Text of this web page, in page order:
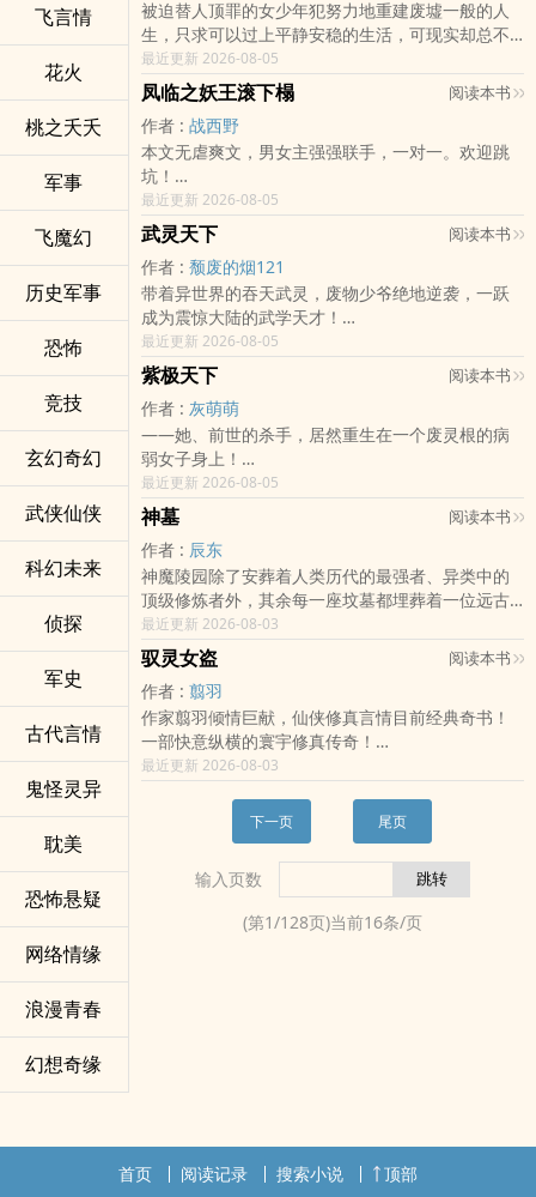
飞言情
花火
桃之夭夭
军事
飞魔幻
历史军事
恐怖
竞技
玄幻奇幻
武侠仙侠
科幻未来
侦探
军史
古代言情
鬼怪灵异
耽美
恐怖悬疑
网络情缘
浪漫青春
幻想奇缘
去……
注：本文一对一，男强女强，强强联合，男女主身
心皆干净，无误会，无出轨。
“只有我一个女人。”
“你出局了。”
“不会沾染烂桃花。”
“你出局了。”
“相信我，与我并肩而非藏在身后。”
“你出局了。”
某男眸光一闪，很好，就剩下一个了。
“最重要的是，必须喜欢肥肥。”
“……我出局。”
美男，秘宝，萌宠，杀手锏，这些她一个都不能
少。
全新魔幻新作，若雪出品，不会让你失望！
元芳，你怎么看？
大人，此书可以追看！
醒沉睡的战魂！？
魔掌乾坤，神掌阴阳，力之极可撼动九天！问苍茫
大地，谁主沉浮？
【被伤的太深的女主冷漠，圣母不起来。因为作者
三观太正，所以安排的自私路线恐怕会走进沟里，
叹】
PS：不要对女主的智商抱太大期望，看看作者你们
就该明了什么叫智硬！
PSS：等我改了书名才知道自己给女主取了个多么逗
比的名字
PSSS:实在不想抬头就看见那么逗比的名字，我又改
名了【虽然那个名字是我取的
奈何说，这文又名《智硬的女主和智硬的男主
被迫替人顶罪的女少年犯努力地重建废墟一般的人
生，只求可以过上平静安稳的生活，可现实却总不
遂人愿……
冬夜的街角，嘴角带笑的男人踏着黑色皮鞋向她走
来……
那时的莫悔不会想到，这个斯文儒雅的神秘男人会
有着“黑社会集团缔造者”的身份；也不会想到彻底点
亮她生命的男人，会是站在帷幔之后操作别人生死
的“大反派”。
莫悔从不奢望有谁来拯救她的人生，可沈雪堂却猝
不及防的出现了……
渐渐明白，经历这么多伤害、​凌­‎­辱‎‌­，被抛弃、被遗
忘，原来只为了这一天的运气
——与你相遇，为你疗愈。
有生之年遇见你，竟花光我所有运气
～*～*～*～*～*～*～〖～*～*～*～*～*～*～
石头的围脖，大家可以来这里找我聊天
石头的专栏，跪求各位恩人收藏：
哈尼的新坑o(*////▽////*)q 养精蓄锐↓特别好看
o(*////▽////*)q
最近更新 2026-08-05
凤临之妖王滚下榻 阅读本书
作者 : 战西野
本文无虐爽文，男女主强强联手，一对一。欢迎跳
坑！
她是来自异世的佣兵之王，铁血悍然，人人敬畏；
她是父母早亡的凤家丑女，天生废柴，处处被欺；
前有未婚夫暗下杀手，后有家族弃之如敝，上有苍
天断绝天赋，下有天生丑陋容颜——
这是谁定的命！？
当她取代她，素手翻云，逆天改命！
前有写下休书与渣男恩断义绝，后有横刀立马与家
族一刀两断！上有绝世天赋灵脉苏醒，下有真实容
颜绝色倾城——
神秘莫测的魔兽森林，广阔无垠的荆棘沙漠，冰冷
彻骨的冥幽之海……
她一朝醒来，脱胎换骨，契约神兽，炼制丹药，一
往无前！遇神杀神，遇佛杀佛！
当越来越多的美男前来，希望得到她的凝视之时，
却有谣言四起——
听说那个天才，是个恋童癖！她喜欢她身边的那个
小男孩！
【精彩片段一】
某天，某女从外面回来，却被人堵个正着。
“今天去了哪里？”
“关你什么事？”
“和星辉拍卖行的二少爷，烈焰佣兵团的少团长，罗
亚帝国的三王子……一起？嗯？”
“一个有钱，一个有人，一个有权。都是……”
“唔——”
她的声音忽然被截断，片刻后，他抚摸着她的唇，
“从今天起，整个东大陆，都是你的。这样，够吗？”
“不够。”
“还有我，一生一世的陪伴，终我此生的挚爱。这
“……”
最近更新 2026-08-05
武灵天下 阅读本书
作者 : 颓废的烟121
带着异世界的吞天武灵，废物少爷绝地逆袭，一跃
成为震惊大陆的武学天才！
强大的武技信手拈来，强横的敌人踩在脚下。
神秘的家族，未知的领域，一切的精彩，尽在武灵
天下！
最近更新 2026-08-05
紫极天下 阅读本书
作者 : 灰萌萌
——她、前世的杀手，居然重生在一个废灵根的病
弱女子身上！
面对强者为尊的修真界！前世无所顾忌的杀手、今
生举步维艰的废灵根！重重天堑如何征服？！
沉默观望你们当是胆小怕事？隐忍不发你们以为她
任人欺凌？形单影只便是待宰羔羊？
——没有灵根如何？无门无派如何？没有灵兽如
何？天材地宝统统没有又如何？！
无人问津的阵法、如何一夜之间名声鹊起！以至于
“宝山易得、一阵难求”！！
怎知天极出、百万浮尸、万兽拜服！
怎知她登高一呼、冥魔四界、但听号令！
世人笑她狂、怎知自个儿看不穿？！
且看她如何颠覆世人眼光！一步步踏出绝世强者之
路！！
片段一：莽莽百里、尸骸骨山、血溢成江！踏血而
来的男子、肆虐的风扬起曳地的长袍、腥红着眼小
心翼翼的抱起女子、颤声道：
“我的小公主、九幽、找到你了！”
片段二：面对滚滚冥水、惨嚎遍野、漫天映红，白
衣男子执手而立。
“主人、你本应天上仙，何苦入地狱？”
“死便如何？你我饮遍天下好酒、不妨试试那忘川之
水？”
最近更新 2026-08-05
神墓 阅读本书
作者 : 辰东
神魔陵园除了安葬着人类历代的最强者、异类中的
顶级修炼者外，其余每一座坟墓都埋葬着一位远古
的神或魔，这是一片属于神魔的安息之地。
一个平凡的青年死去万载之后，从远古神墓中复活
而出。悠悠万载，沧海桑田，原本有一海峡之隔的
仙幻大陆和魔幻大陆相连在了一起。在这个时代
中，仙法与魔法并存，真气与斗气同在，东方神龙
与西方巨龙共舞。
为探索自己复活的秘密，辰南开始游历天下，寻找
小公主楚钰、拜月国三皇子仁剑之间恩怨不断。大
山之中有诸多险异之事，百丈龙蛇守护烈火仙莲，
远古巨人驱赶万兽，祥瑞神兽麒麟威慑群雄…… 辰南
在楚国皇城，大战龙骑士、弯弓射天龙，被封为护
国奇士。后为红颜知己，大闹楚国都城，刀锋直指
楚皇，最后他掳走楚国小公主，逃向无人管辖的罪
最近更新 2026-08-03
驭灵女盗 阅读本书
作者 : 翦羽
作家翦羽倾情巨献，仙侠修真言情目前经典奇书！
一部快意纵横的寰宇修真传奇！
一幕浪漫旖旎的星河爱恋神话！地球末日，修真崛
起，大派倾轧，阴谋迭起，修仙升级、盗宝打怪、
爱恨生死、天下人心，大气磅礴，步步惊心。
星河逐鹿，爱恨纠缠； 曾有一人，爱我如斯。
你想要守护的是这个世界，我想要守护的，只有
天下归元、西子情、姒锦、黑果、青青的悠然、君
子江山、圣妖等一众大神作者联袂推荐！
大派倾轧，阴谋重重，地球深处隐藏的终极秘密在
面纱下浮动。
最近更新 2026-08-03
下一页 尾页
输入页数
(第1/128页)当前16条/页
首页 阅读记录 搜索小说 顶部